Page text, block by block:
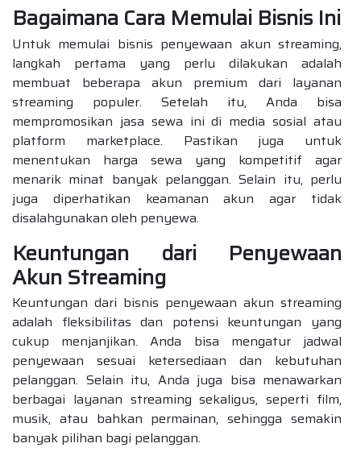
Bagaimana Cara Memulai Bisnis Ini
Untuk memulai bisnis penyewaan akun streaming,
langkah pertama yang perlu dilakukan adalah
membuat beberapa akun premium dari layanan
streaming populer. Setelah itu, Anda bisa
mempromosikan jasa sewa ini di media sosial atau
platform marketplace. Pastikan juga untuk
menentukan harga sewa yang kompetitif agar
menarik minat banyak pelanggan. Selain itu, perlu
juga diperhatikan keamanan akun agar tidak
disalahgunakan oleh penyewa.
Keuntungan dari Penyewaan
Akun Streaming
Keuntungan dari bisnis penyewaan akun streaming
adalah fleksibilitas dan potensi keuntungan yang
cukup menjanjikan. Anda bisa mengatur jadwal
penyewaan sesuai ketersediaan dan kebutuhan
pelanggan. Selain itu, Anda juga bisa menawarkan
berbagai layanan streaming sekaligus, seperti film,
musik, atau bahkan permainan, sehingga semakin
banyak pilihan bagi pelanggan.